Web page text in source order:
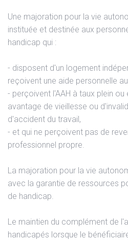
Une majoration pour la vie
instituée et destinée aux
handicap qui :
- disposent d'un logement
reçoivent une aide personnelle
- perçoivent l'AAH à taux plein
avantage de vieillesse ou
d'accident du travail,
- et qui ne perçoivent pas de
professionnel propre.
La majoration pour la vie
avec la garantie de ressources
de handicap.
Le maintien du complément de
handicapés lorsque le